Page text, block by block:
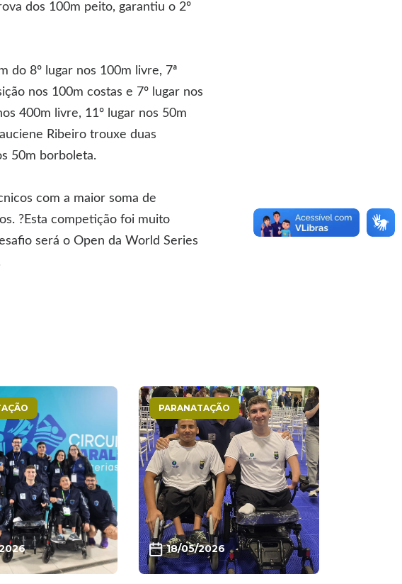
dos 100m peito, garantiu o 2º
do 8º lugar nos 100m livre, 7ª
nos 100m costas e 7º lugar nos
400m livre, 11º lugar nos 50m
Ribeiro trouxe duas
50m borboleta.
com a maior soma de
?Esta competição foi muito
será o Open da World Series
PARANATAÇÃO
18/05/2026